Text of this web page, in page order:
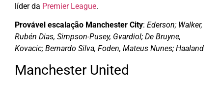
líder da Premier League.
Provável escalação Manchester City: Ederson; Walker,
Rubén Dias, Simpson-Pusey, Gvardiol; De Bruyne,
Kovacic; Bernardo Silva, Foden, Mateus Nunes; Haaland
Manchester United